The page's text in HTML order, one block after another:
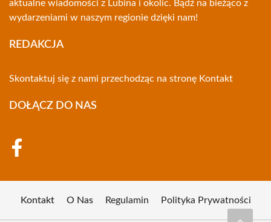
aktualne wiadomości z Lubina i okolic. Bądź na bieżąco z
wydarzeniami w naszym regionie dzięki nam!
REDAKCJA
Skontaktuj się z nami przechodząc na stronę Kontakt
DOŁĄCZ DO NAS
Kontakt O Nas Regulamin Polityka Prywatności